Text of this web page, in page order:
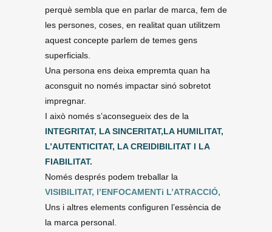
perquè sembla que en parlar de marca, fem de
les persones, coses, en realitat quan utilitzem
aquest concepte parlem de temes gens
superficials.
Una persona ens deixa empremta quan ha
aconsguit no només impactar sinó sobretot
impregnar.
I això només s’aconsegueix des de la
INTEGRITAT, LA SINCERITAT,LA HUMILITAT,
L’AUTENTICITAT, LA CREIDIBILITAT I LA
FIABILITAT.
Només després podem treballar la
VISIBILITAT, l’ENFOCAMENTi L’ATRACCIÓ,
Uns i altres elements configuren l’essència de
la marca personal.